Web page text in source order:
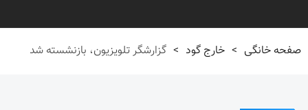
صفحه خانگی > خارج گود > گزارشگر تلویزیون، بازنشسته شد